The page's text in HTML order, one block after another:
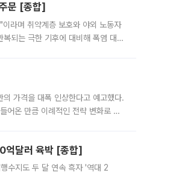
문 [종합]
라며 취약계층 보호와 야외 노동자
되는 극한 기후에 대비해 폭염 대응
가격을 대폭 인상한다고 예고했다.
어온 만큼 이례적인 전략 변화로 평
억달러 육박 [종합]
수지도 두 달 연속 흑자 '역대 2